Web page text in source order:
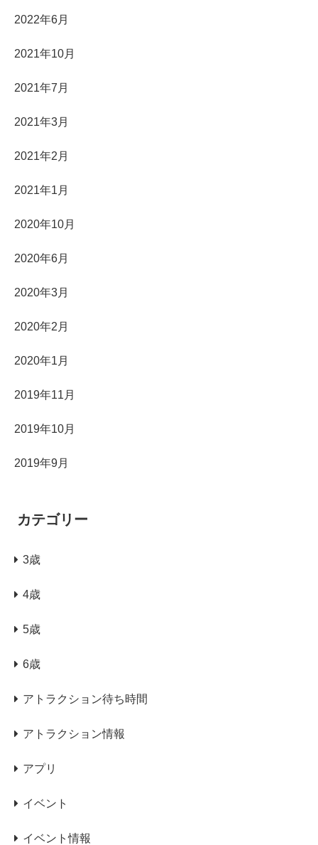
2022年6月
2021年10月
2021年7月
2021年3月
2021年2月
2021年1月
2020年10月
2020年6月
2020年3月
2020年2月
2020年1月
2019年11月
2019年10月
2019年9月
カテゴリー
3歳
4歳
5歳
6歳
アトラクション待ち時間
アトラクション情報
アプリ
イベント
イベント情報